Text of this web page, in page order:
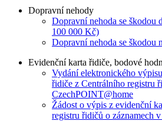
Dopravní nehody
Dopravní nehoda se škodou
100 000 Kč)
Dopravní nehoda se škodou
Evidenční karta řidiče, bodové
Vydání elektronického
řidiče z Centrálního registru
CzechPOINT@home
Žádost o výpis z evidenční
registru řidičů o záznamech